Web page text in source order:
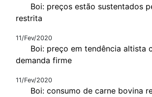
Boi: preços estão sustentados
restrita
11/Fev/2020
Boi: preço em tendência altista
demanda firme
11/Fev/2020
Boi: consumo de carne bovina